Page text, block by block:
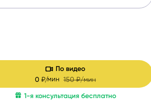
По видео
0 ₽/мин150 ₽/мин
1-я консультация бесплатно